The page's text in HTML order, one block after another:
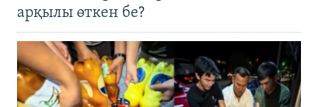
арқылы өткен бе?